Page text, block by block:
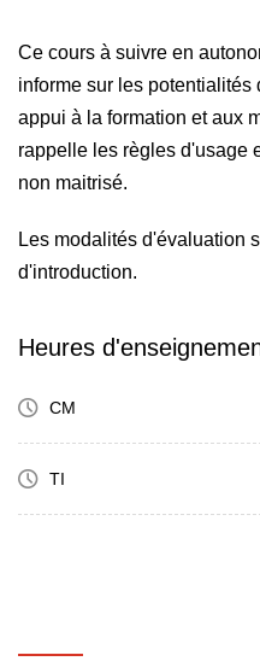
Ce cours à suivre en
informe sur les potentialités
appui à la formation et aux
rappelle les règles d'usage
non maitrisé.
Les modalités d'évaluation
d'introduction.
Heures
CM
TI